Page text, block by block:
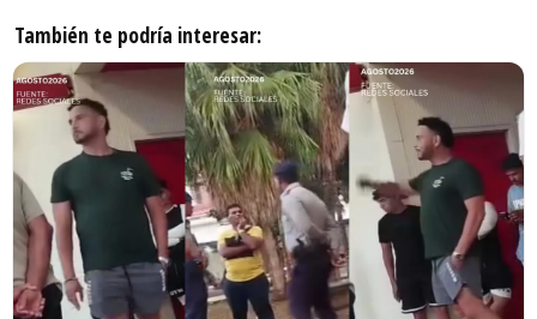
También te podría interesar: